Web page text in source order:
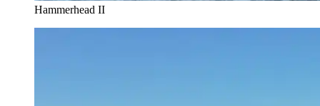
Hammerhead II